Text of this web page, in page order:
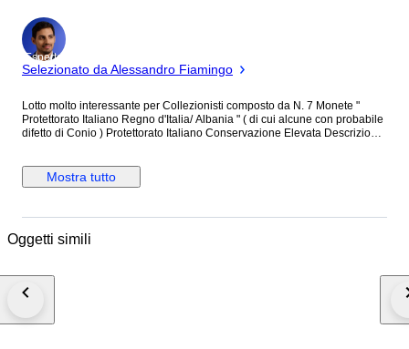
Esperto
Selezionato da Alessandro Fiamingo
Lotto molto interessante per Collezionisti composto da N. 7 Monete "
Protettorato Italiano Regno d'Italia/ Albania " ( di cui alcune con probabile
difetto di Conio ) Protettorato Italiano Conservazione Elevata Descrizione
difetto di Conio ) Vedi Foto Condizioni Conservazione Elevata N. 3
Moneta Periodo " Regno d'Italia/ Albania " Sovrano " Vitt.Eman.III " Valore
XVIII 1939 XVIII Condizioni Elevate N. 3 Monete Periodo " Regno d'Italia/
XVIII ( Non leggibile/ difetto di Conio ) Vedi Foto 1940 XVIII ( Non
Mostra tutto
Oggetti simili